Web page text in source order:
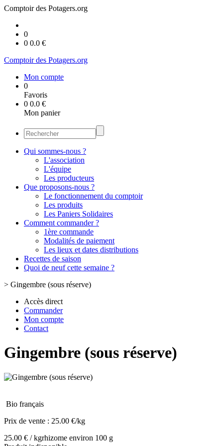
Comptoir des Potagers.org
0
0 0.0 €
Comptoir des Potagers.org
Mon compte
0
Favoris
0 0.0 €
Mon panier
Qui sommes-nous ?
L'association
L'équipe
Les producteurs
Que proposons-nous ?
Le fonctionnement du comptoir
Les produits
Les Paniers Solidaires
Comment commander ?
1ère commande
Modalités de paiement
Les lieux et dates distributions
Recettes de saison
Quoi de neuf cette semaine ?
> Gingembre (sous réserve)
Accès direct
Commander
Mon compte
Contact
Gingembre (sous réserve)
Bio français
Prix de vente : 25.00 €/kg
25.00 € / kgrhizome environ 100 g